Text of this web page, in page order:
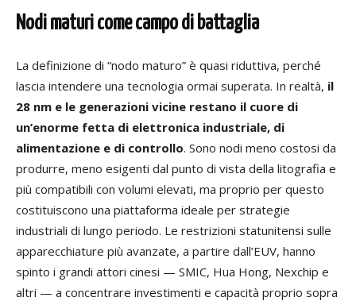
Nodi maturi come campo di battaglia
La definizione di “nodo maturo” è quasi riduttiva, perché
lascia intendere una tecnologia ormai superata. In realtà, il
28 nm e le generazioni vicine restano il cuore di
un’enorme fetta di elettronica industriale, di
alimentazione e di controllo. Sono nodi meno costosi da
produrre, meno esigenti dal punto di vista della litografia e
più compatibili con volumi elevati, ma proprio per questo
costituiscono una piattaforma ideale per strategie
industriali di lungo periodo. Le restrizioni statunitensi sulle
apparecchiature più avanzate, a partire dall’EUV, hanno
spinto i grandi attori cinesi — SMIC, Hua Hong, Nexchip e
altri — a concentrare investimenti e capacità proprio sopra